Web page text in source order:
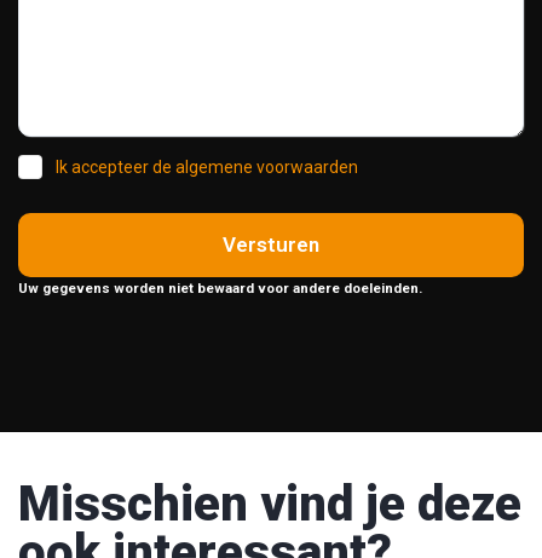
Ik accepteer de algemene voorwaarden
Versturen
Uw gegevens worden niet bewaard voor andere doeleinden.
Misschien vind je deze